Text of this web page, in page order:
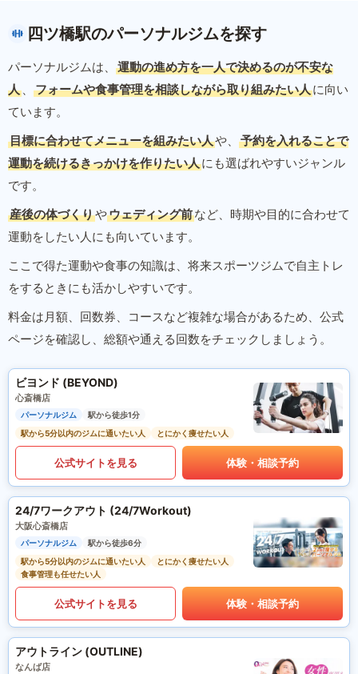
四ツ橋駅のパーソナルジムを探す
パーソナルジムは、
運動の進め方を一人で決めるのが不安な
人 、 フォームや食事管理を相談しながら取り組みたい人に向い
ています。
目標に合わせてメニューを組みたい人や、
予約を入れることで
運動を続けるきっかけを作りたい人にも選ばれやすいジャンル
です。
産後の体づくりやウェディング前など、時期や目的に合わせて
運動をしたい人にも向いています。
ここで得た運動や食事の知識は、将来スポーツジムで自主トレ
をするときにも活かしやすいです。
料金は月額、回数券、コースなど複雑な場合があるため、公式
ページを確認し、総額や通える回数をチェックしましょう。
ビヨンド (BEYOND)
心斎橋店
パーソナルジム
駅から徒歩1分
駅から5分以内のジムに通いたい人
とにかく痩せたい人
公式サイトを見る 体験・相談予約
24/7ワークアウト (24/7Workout)
大阪心斎橋店
パーソナルジム
駅から徒歩6分
駅から5分以内のジムに通いたい人
とにかく痩せたい人
食事管理も任せたい人
公式サイトを見る 体験・相談予約
アウトライン (OUTLINE)
なんば店